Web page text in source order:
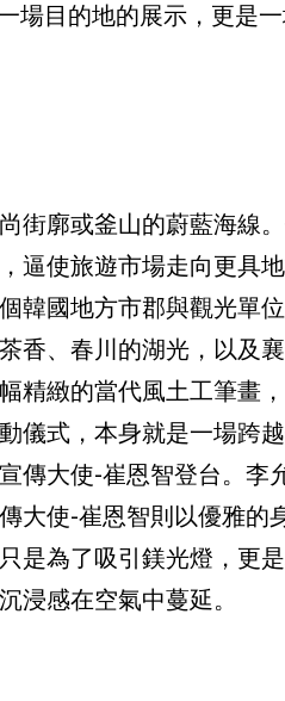
場目的地的展示，更是
街廓或釜山的蔚藍海線
逼使旅遊市場走向更具
韓國地方市郡與觀光單
香、春川的湖光，以及
精緻的當代風土工筆畫
儀式，本身就是一場跨
傳大使-崔恩智登台。李
大使-崔恩智則以優雅的
是為了吸引鎂光燈，更
浸感在空氣中蔓延。